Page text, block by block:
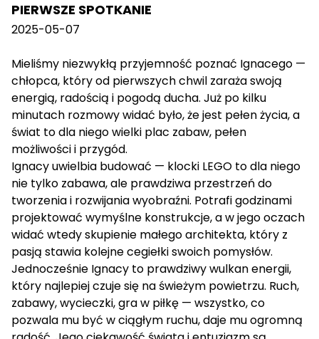
PIERWSZE SPOTKANIE
2025-05-07
Mieliśmy niezwykłą przyjemność poznać Ignacego —
chłopca, który od pierwszych chwil zaraża swoją
energią, radością i pogodą ducha. Już po kilku
minutach rozmowy widać było, że jest pełen życia, a
świat to dla niego wielki plac zabaw, pełen
możliwości i przygód.
Ignacy uwielbia budować — klocki LEGO to dla niego
nie tylko zabawa, ale prawdziwa przestrzeń do
tworzenia i rozwijania wyobraźni. Potrafi godzinami
projektować wymyślne konstrukcje, a w jego oczach
widać wtedy skupienie małego architekta, który z
pasją stawia kolejne cegiełki swoich pomysłów.
Jednocześnie Ignacy to prawdziwy wulkan energii,
który najlepiej czuje się na świeżym powietrzu. Ruch,
zabawy, wycieczki, gra w piłkę — wszystko, co
pozwala mu być w ciągłym ruchu, daje mu ogromną